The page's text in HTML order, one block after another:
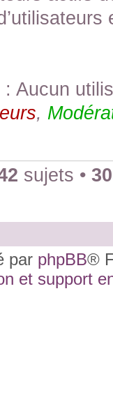
Aucun
,
sujets •
par phpBB®
et support